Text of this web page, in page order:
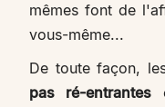
mêmes font de
vous-même...
De toute façon,
pas ré-entrantes